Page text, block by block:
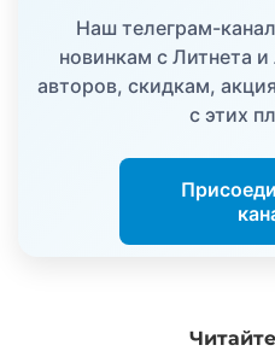
Наш телеграм-
новинкам с Литнета
авторов, скидкам,
с этих
Читайте